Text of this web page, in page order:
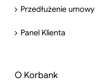
Przedłużenie umowy
Panel Klienta
O Korbank